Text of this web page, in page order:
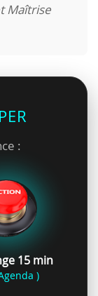
Maîtrise
:
15 min
)